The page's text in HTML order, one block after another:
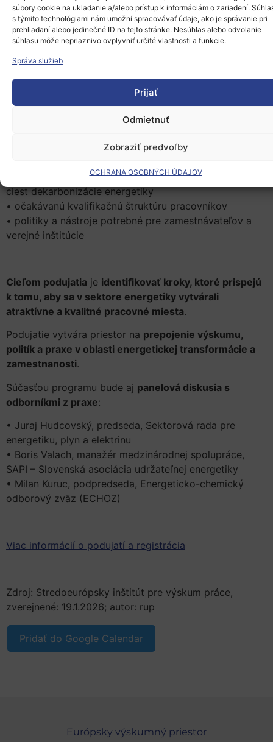
súbory cookie na ukladanie a/alebo prístup k informáciám o zariadení.
s týmito technológiami nám umožní spracovávať údaje, ako je správanie pri
prehliadaní alebo jedinečné ID na tejto stránke. Nesúhlas alebo odvolanie
súhlasu môže nepriaznivo ovplyvniť určité vlastnosti a funkcie.
Správa služieb
Prijať
Odmietnuť
Zobraziť predvoľby
OCHRANA OSOBNÝCH ÚDAJOV
odhady dopadov dekarbonizácie elektroenergetiky na
zamestnanosť na Slovensku do roku 2050.
Kedy:29. januára 2026, 9:00 – 13:30
Palisády 29, Bratislava – Európsky parlament –
Kancelária na Slovensku
najmä na:
• potenciál tvorby pracovných miest podľa rôznych
ciest dekarbonizácie energetiky
• očakávanú kvalifikačnú štruktúru pracovníkov
• politiky a nástroje potrebné pre zamestnávateľov a
verejné inštitúcie
Cieľom podujatia je identifikovať kroky, ktoré prispejú
k tomu, aby sa v sektore energetiky vytvárali
atraktívne a kvalitné pracovné miesta.
Podujatie vytvára priestor na prepojenie výskumu,
politík a praxe v oblasti energetickej transformácie a
zamestnanosti.
Súčasťou programu bude aj panelová diskusia s
odborníkmi z praxe:
• Juraj Hudcovský, predseda, Sektorová rada pre
energetiku, plyn a elektrinu
• Boris Valach, manažér medzinárodnej spolupráce,
SAPI – Slovenská asociácia udržateľnej energetiky
• Milan Kuruc, podpredseda, Energeticko-chemický
odborový zväz (ECHOZ)
Viac informácií o podujatí a registrácia
Zdroj: Stredoeurópsky inštitút pre výskum práce,
zverejnené: 19.1.2026; autor: rup
Pridať do Google Calendar
Európsky výskumný priestor